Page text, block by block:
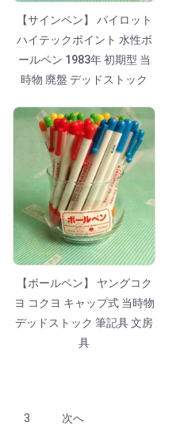
【サインペン】 パイロット
ハイテックポイント 水性ボ
ールペン 1983年 初期型 当
時物 廃盤 デッドストック
【ボールペン】 ヤングコク
ヨ コクヨ キャップ式 当時物
デッドストック 筆記具 文房
具
3 次へ